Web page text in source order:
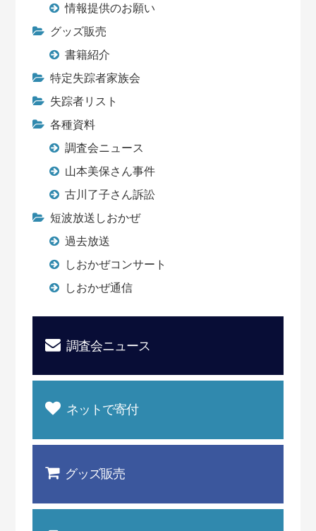
情報提供のお願い
グッズ販売
書籍紹介
特定失踪者家族会
失踪者リスト
各種資料
調査会ニュース
山本美保さん事件
古川了子さん訴訟
短波放送しおかぜ
過去放送
しおかぜコンサート
しおかぜ通信
調査会ニュース
ネットで寄付
グッズ販売